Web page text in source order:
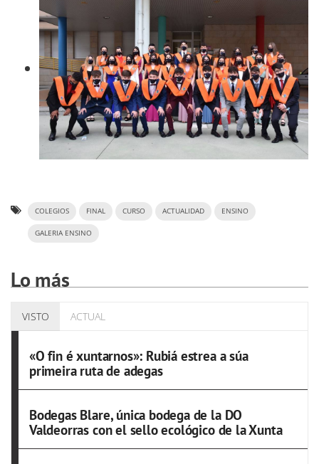
COLEGIOS FINAL CURSO ACTUALIDAD ENSINO
GALERIA ENSINO
Lo más
VISTO ACTUAL
«O fin é xuntarnos»: Rubiá estrea a súa
primeira ruta de adegas
Bodegas Blare, única bodega de la DO
Valdeorras con el sello ecológico de la Xunta